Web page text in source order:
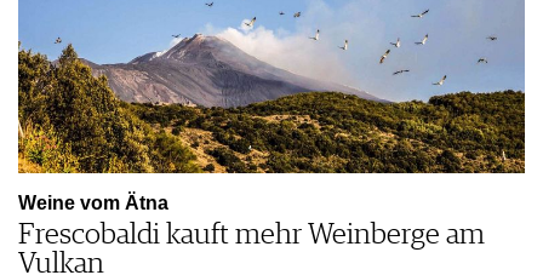
Weine vom Ätna
Frescobaldi kauft mehr Weinberge am
Vulkan